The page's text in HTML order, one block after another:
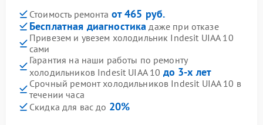
Стоимость ремонта от 465 руб.
Бесплатная диагностика даже при отказе
Привезем и увезем холодильник Indesit UIAA 10
сами
Гарантия на наши работы по ремонту
холодильников Indesit UIAA 10 до 3-х лет
Срочный ремонт холодильников Indesit UIAA 10 в
течении часа
Скидка для вас до 20%